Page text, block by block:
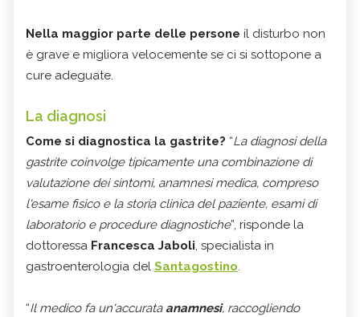
Nella maggior parte delle persone il disturbo non
è grave e migliora velocemente se ci si sottopone a
cure adeguate.
La diagnosi
Come si diagnostica la gastrite? “La diagnosi della
gastrite coinvolge tipicamente una combinazione di
valutazione dei sintomi, anamnesi medica, compreso
l'esame fisico e la storia clinica del paziente, esami di
laboratorio e procedure diagnostiche”, risponde la
dottoressa Francesca Jaboli, specialista in
gastroenterologia del Santagostino.
“Il medico fa un'accurata anamnesi, raccogliendo